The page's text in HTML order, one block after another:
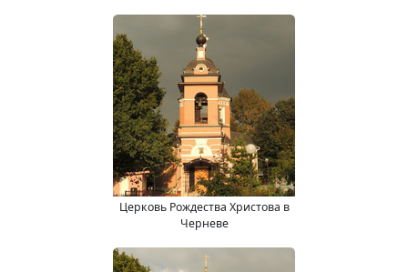
Церковь Рождества Христова в
Черневе